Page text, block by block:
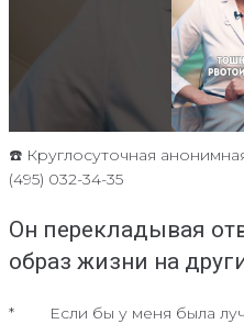
☎️ Круглосуточная
(495) 032-34-35
Он перекладывая
образ жизни на
* Если бы у меня была